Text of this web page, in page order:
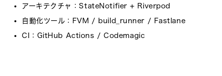
アーキテクチャ ：StateNotifier + Riverpod
自動化ツール ：FVM / build_runner / Fastlane
CI ：GitHub Actions / Codemagic